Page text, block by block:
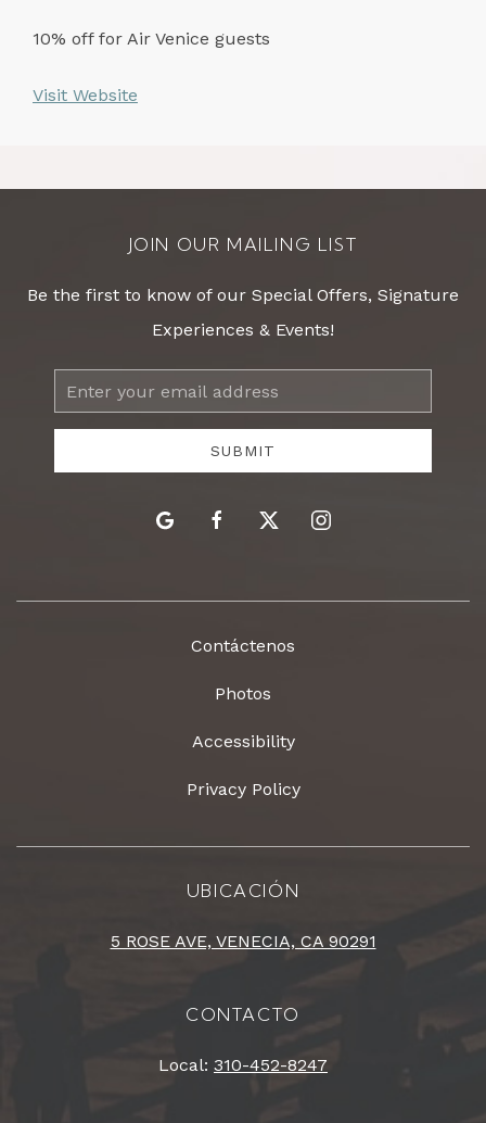
10% off for Air Venice guests
Visit Website
JOIN OUR MAILING LIST
Be the first to know of our Special Offers, Signature
Experiences & Events!
Email
Address
SUBMIT
google facebooktwitter instagram
Contáctenos
Photos
Accessibility
Privacy Policy
UBICACIÓN
5 ROSE AVE, VENECIA, CA 90291
CONTACTO
Local: 310-452-8247